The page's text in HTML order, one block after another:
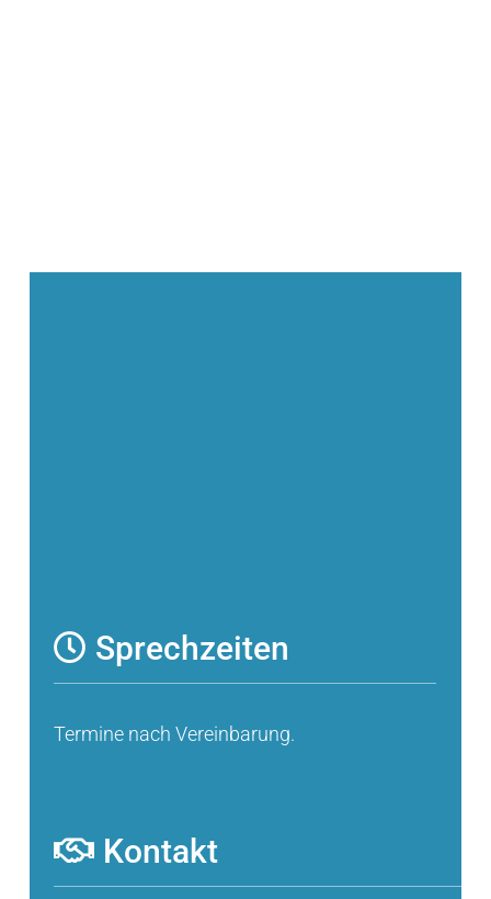
Sprechzeiten
Termine nach Vereinbarung.
Kontakt